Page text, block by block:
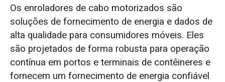
Os enroladores de cabo motorizados são
soluções de fornecimento de energia e dados de
alta qualidade para consumidores móveis. Eles
são projetados de forma robusta para operação
contínua em portos e terminais de contêineres e
fornecem um fornecimento de energia confiável